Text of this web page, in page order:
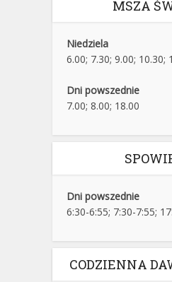
MSZA
Niedziela
6.00; 7.30; 9.00; 10.30;
Dni powszednie
7.00; 8.00; 18.00
Dni powszednie
6:30-6:55; 7:30-7:55;
CODZIENNA